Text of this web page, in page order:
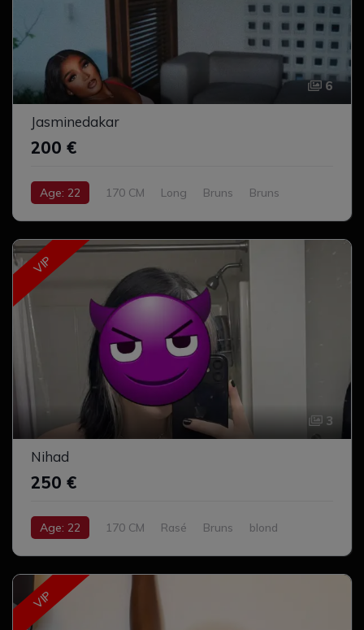
6
Jasminedakar
200 €
Age: 22 170 CM Long Bruns
Bruns
VIP
3
Nihad
250 €
Age: 22 170 CM Rasé Bruns
blond
VIP